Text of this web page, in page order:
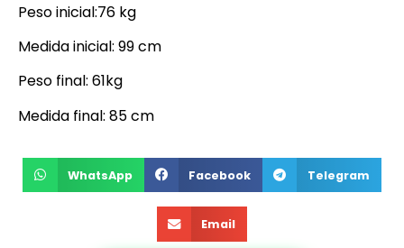
Peso inicial:76 kg
Medida inicial: 99 cm
Peso final: 61kg
Medida final: 85 cm
WhatsApp Facebook Telegram
Email